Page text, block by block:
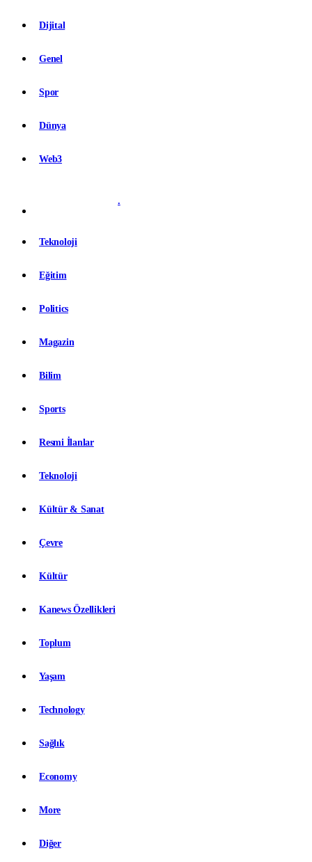
Dijital
Genel
Spor
Dünya
Web3
.
Teknoloji
Eğitim
Politics
Magazin
Bilim
Sports
Resmi İlanlar
Teknoloji
Kültür & Sanat
Çevre
Kültür
Kanews Özellikleri
Toplum
Yaşam
Technology
Sağlık
Economy
More
Diğer